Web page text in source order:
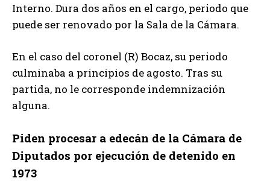
Interno. Dura dos años en el cargo, periodo que
puede ser renovado por la Sala de la Cámara.
En el caso del coronel (R) Bocaz, su periodo
culminaba a principios de agosto. Tras su
partida, no le corresponde indemnización
alguna.
Piden procesar a edecán de la Cámara de
Diputados por ejecución de detenido en
1973